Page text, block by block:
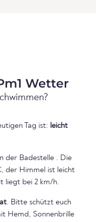
Wetter
Tag ist: leicht
der Badestelle . Die
der Himmel ist leicht
liegt bei 2 km/h.
. Bitte schützt euch
Hemd, Sonnenbrille